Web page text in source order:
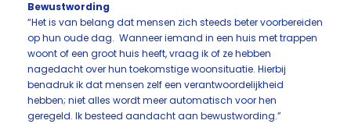
Bewustwording
“Het is van belang dat mensen zich steeds beter voorbereiden
op hun oude dag. Wanneer iemand in een huis met trappen
woont of een groot huis heeft, vraag ik of ze hebben
nagedacht over hun toekomstige woonsituatie. Hierbij
benadruk ik dat mensen zelf een verantwoordelijkheid
hebben; niet alles wordt meer automatisch voor hen
geregeld. Ik besteed aandacht aan bewustwording.”